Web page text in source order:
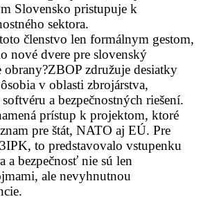
Slovensko pristupuje k
sektora.
členstvo len formálnym gestom,
nové dvere pre slovenský
združuje desiatky
v oblasti zbrojárstva,
a bezpečnostných riešení.
prístup k projektom, ktoré
pre štát, NATO aj EÚ. Pre
to predstavovalo vstupenku
a bezpečnosť nie sú len
ale nevyhnutnou